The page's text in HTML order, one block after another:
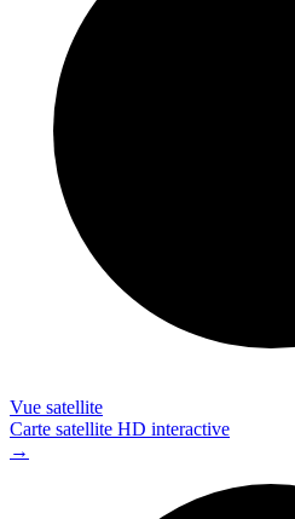
Vue satellite
Carte satellite HD interactive
→